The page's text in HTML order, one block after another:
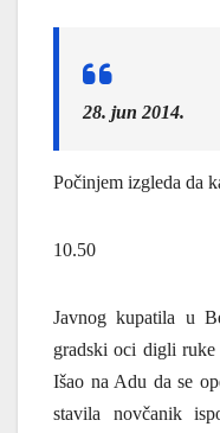
28. jun 2014.
Počinjem izgleda da
10.50
Javnog kupatila u
gradski oci digli
Išao na Adu da se
stavila novčanik